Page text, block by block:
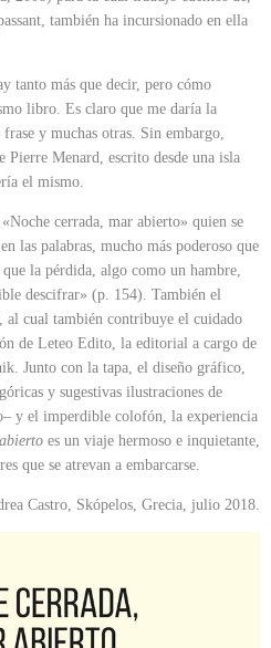
también ha incursionado en ella
tanto más que decir, pero cómo
libro. Es claro que me daría la
y muchas otras. Sin embargo,
Pierre Menard, escrito desde una isla
el mismo.
cerrada, mar abierto» quien se
las palabras, mucho más poderoso que
la pérdida, algo como un hambre,
descifrar» (p. 154). También el
al cual también contribuye el cuidado
de Leteo Edito, la editorial a cargo de
Junto con la tapa, el diseño gráfico,
y sugestivas ilustraciones de
y el imperdible colofón, la experiencia
es un viaje hermoso e inquietante,
que se atrevan a embarcarse.
Castro, Skópelos, Grecia, julio 2018.